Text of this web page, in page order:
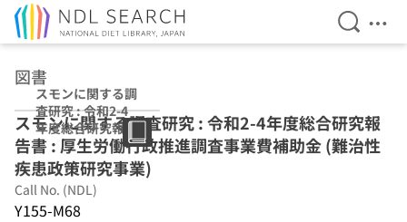
Open
図書
スモンに関する調
査研究 : 令和2-4
年度総合研究報告
書 : 厚生労働行政
推進調査事業費補
助金 (難治性疾患
政策研究事業)
スモンに関する調査研究 : 令和2-4年度総合研究報
告書 : 厚生労働行政推進調査事業費補助金 (難治性
疾患政策研究事業)
Call No. (NDL)
Y155-M68